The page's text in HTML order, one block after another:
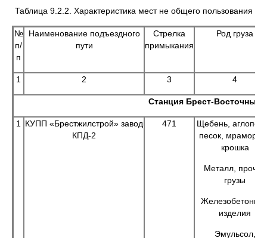
Таблица 9.2.2. Характеристика мест не общего пользования
№
п/
п
Наименование подъездного
пути
Стрелка
примыкания
Род груза
1 2 3 4
Станция Брест-Восточный
1
КУПП «Брестжилстрой» завод
КПД-2
471
Щебень,
песок,
крошка
Металл, прочие
грузы
изделия
Эмульсол,